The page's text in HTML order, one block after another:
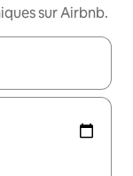
sur Airbnb.
les en utilisant